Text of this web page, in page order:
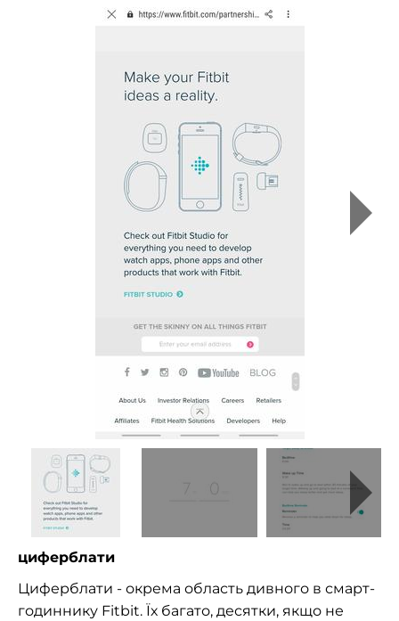
циферблати
Циферблати - окрема область дивного в смарт-
годиннику Fitbit. Їх багато, десятки, якщо не